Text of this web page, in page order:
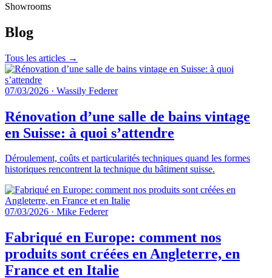
Showrooms
Blog
Tous les articles →
07/03/2026 · Wassily Federer
Rénovation d’une salle de bains vintage
en Suisse: à quoi s’attendre
Déroulement, coûts et particularités techniques quand les formes
historiques rencontrent la technique du bâtiment suisse.
07/03/2026 · Mike Federer
Fabriqué en Europe: comment nos
produits sont créées en Angleterre, en
France et en Italie